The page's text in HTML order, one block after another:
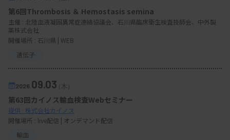
第6回Thrombosis ＆ Hemostasis semina
主催 : 北陸血液凝固異常症連絡協議会、石川県臨床衛生検査技師会、中外製
薬株式会社
開催場所 : 石川県 | WEB
遺伝子
2026. 09.03（木）
第63回カイノス輸血検査Webセミナー
提供 : 株式会社カイノス
開催場所 : live配信 | オンデマンド配信
輸血